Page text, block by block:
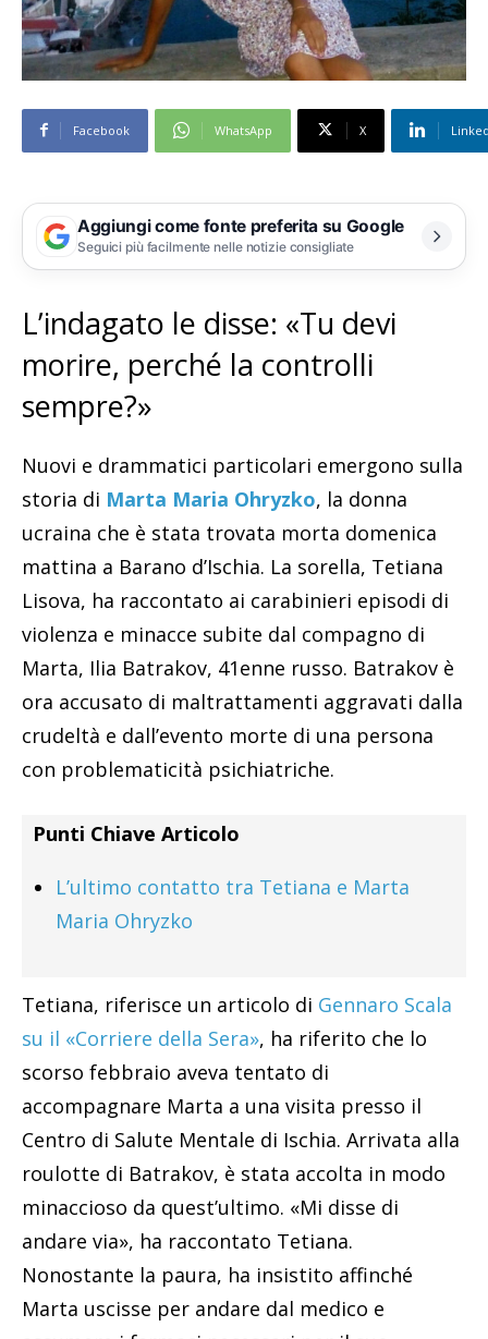
Facebook WhatsApp X
Aggiungi come fonte preferita su Google
Seguici più facilmente nelle notizie consigliate
L’indagato le disse: «Tu devi
morire, perché la controlli
sempre?»
Nuovi e drammatici particolari emergono sulla
storia di Marta Maria Ohryzko, la donna
ucraina che è stata trovata morta domenica
mattina a Barano d’Ischia. La sorella, Tetiana
Lisova, ha raccontato ai carabinieri episodi di
violenza e minacce subite dal compagno di
Marta, Ilia Batrakov, 41enne russo. Batrakov è
ora accusato di maltrattamenti aggravati dalla
crudeltà e dall’evento morte di una persona
con problematicità psichiatriche.
Punti Chiave Articolo
L’ultimo contatto tra Tetiana e Marta
Maria Ohryzko
Tetiana, riferisce un articolo di Gennaro Scala
su il «Corriere della Sera», ha riferito che lo
scorso febbraio aveva tentato di
accompagnare Marta a una visita presso il
Centro di Salute Mentale di Ischia. Arrivata alla
roulotte di Batrakov, è stata accolta in modo
minaccioso da quest’ultimo. «Mi disse di
andare via», ha raccontato Tetiana.
Nonostante la paura, ha insistito affinché
Marta uscisse per andare dal medico e